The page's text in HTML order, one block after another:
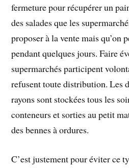
fermeture pour récupérer un
des salades que les
proposer à la vente mais qu’on
pendant quelques jours. Faire
supermarchés participent
refusent toute distribution. Les
rayons sont stockées tous les
conteneurs et sorties au petit
des bennes à ordures.
C’est justement pour éviter ce